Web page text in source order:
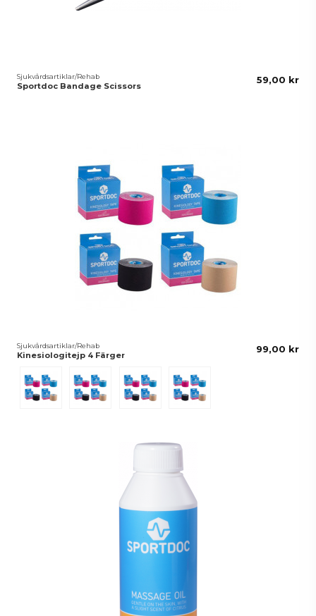
Sjukvårdsartiklar/Rehab
Sportdoc Bandage Scissors
59,00 kr
Sjukvårdsartiklar/Rehab
Kinesiologitejp 4 Färger
Beige Svart Blå Rosa
99,00 kr